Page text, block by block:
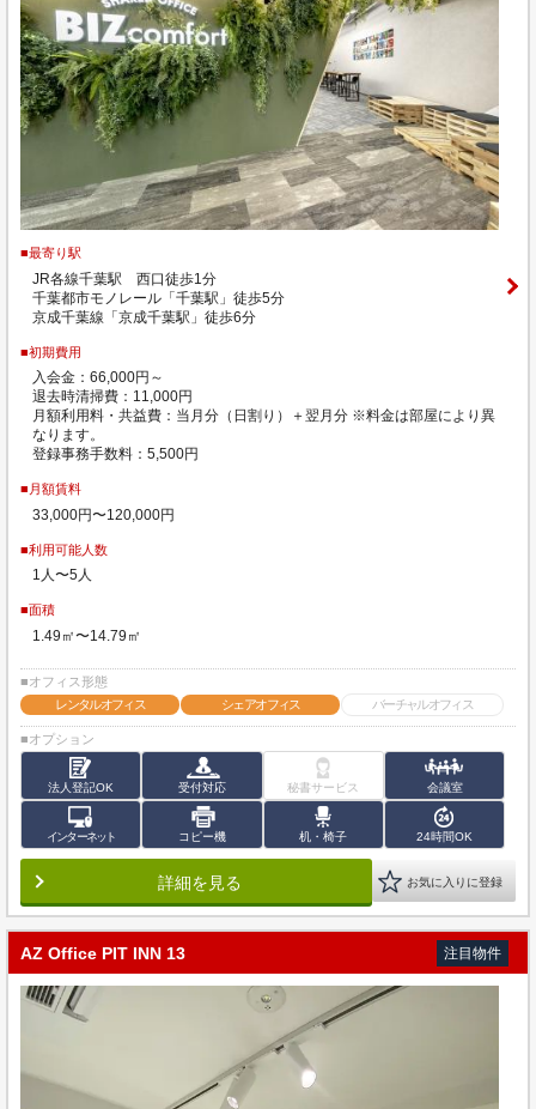
■最寄り駅
JR各線千葉駅 西口徒歩1分
千葉都市モノレール「千葉駅」徒歩5分
京成千葉線「京成千葉駅」徒歩6分
■初期費用
入会金：66,000円～
退去時清掃費：11,000円
月額利用料・共益費：当月分（日割り）＋翌月分 ※料金は部屋により異
なります。
登録事務手数料：5,500円
■月額賃料
33,000円〜120,000円
■利用可能人数
1人〜5人
■面積
1.49㎡〜14.79㎡
■オフィス形態
レンタルオフィス
シェアオフィス バーチャルオフィス
■オプション
法人登記OK 受付対応 秘書サービス 会議室
インターネット コピー機 机・椅子 24時間OK
詳細を見る お気に入りに登録
AZ Office PIT INN 13 注目物件